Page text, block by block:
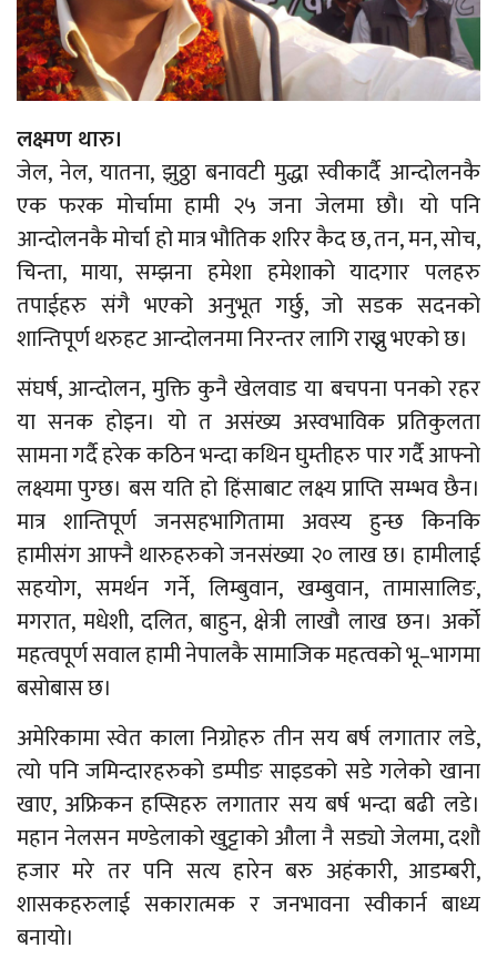
लक्ष्मण थारु।
जेल, नेल, यातना, झुठ्ठा बनावटी मुद्धा स्वीकार्दै आन्दोलनकै
एक फरक मोर्चामा हामी २५ जना जेलमा छौ। यो पनि
आन्दोलनकै मोर्चा हो मात्र भौतिक शरिर कैद छ, तन, मन, सोच,
चिन्ता, माया, सम्झना हमेशा हमेशाको यादगार पलहरु
तपाईहरु संगै भएको अनुभूत गर्छु, जो सडक सदनको
शान्तिपूर्ण थरुहट आन्दोलनमा निरन्तर लागि राख्नु भएको छ।
संघर्ष, आन्दोलन, मुक्ति कुनै खेलवाड या बचपना पनको रहर
या सनक होइन। यो त असंख्य अस्वभाविक प्रतिकुलता
सामना गर्दै हरेक कठिन भन्दा कथिन घुम्तीहरु पार गर्दै आफ्नो
लक्ष्यमा पुग्छ। बस यति हो हिंसाबाट लक्ष्य प्राप्ति सम्भव छैन।
मात्र शान्तिपूर्ण जनसहभागितामा अवस्य हुन्छ किनकि
हामीसंग आफ्नै थारुहरुको जनसंख्या २० लाख छ। हामीलाई
सहयोग, समर्थन गर्ने, लिम्बुवान, खम्बुवान, तामासालिङ,
मगरात, मधेशी, दलित, बाहुन, क्षेत्री लाखौ लाख छन। अर्को
महत्वपूर्ण सवाल हामी नेपालकै सामाजिक महत्वको भू–भागमा
बसोबास छ।
अमेरिकामा स्वेत काला निग्रोहरु तीन सय बर्ष लगातार लडे,
त्यो पनि जमिन्दारहरुको डम्पीङ साइडको सडे गलेको खाना
खाए, अफ्रिकन हप्सिहरु लगातार सय बर्ष भन्दा बढी लडे।
महान नेलसन मण्डेलाको खुट्टाको औला नै सड्यो जेलमा, दशौ
हजार मरे तर पनि सत्य हारेन बरु अहंकारी, आडम्बरी,
शासकहरुलाई सकारात्मक र जनभावना स्वीकार्न बाध्य
बनायो।